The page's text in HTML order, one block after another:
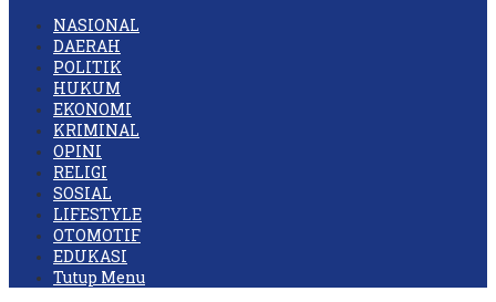
NASIONAL
DAERAH
POLITIK
HUKUM
EKONOMI
KRIMINAL
OPINI
RELIGI
SOSIAL
LIFESTYLE
OTOMOTIF
EDUKASI
Tutup Menu